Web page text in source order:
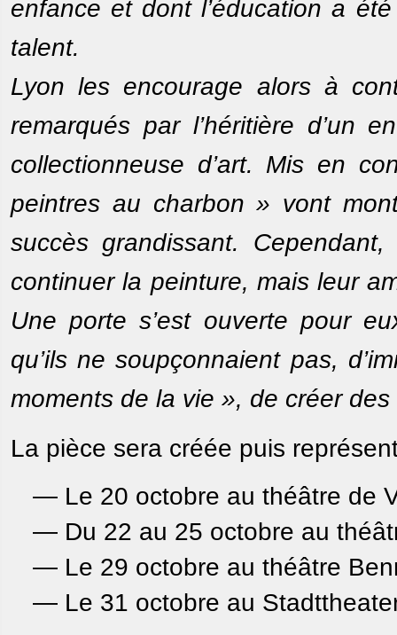
enfance et dont l’éducation a
talent.
Lyon les encourage alors à
remarqués par l’héritière d’un
collectionneuse d’art. Mis en
peintres au charbon » vont
succès grandissant.
continuer la peinture, mais leur
Une porte s’est ouverte pour
qu’ils ne soupçonnaient pas,
moments de la vie », de créer
La pièce sera créée puis
— Le 20 octobre au théâtre de
— Du 22 au 25 octobre au
— Le 29 octobre au théâtre
— Le 31 octobre au